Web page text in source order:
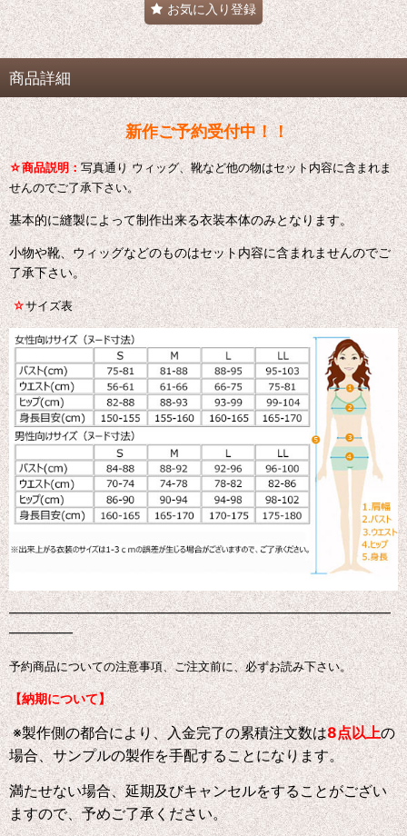
お気に入り登録
商品詳細
新作ご予約受付中！！
☆商品説明：写真通り ウィッグ、靴など他の物はセット内容に含まれま
せんのでご了承下さい。
基本的に縫製によって制作出来る衣装本体のみとなります。
小物や靴、ウィッグなどのものはセット内容に含まれませんのでご
了承下さい。
☆サイズ表
━━━━━━━━━━━━━━━━━━━━━━━━━━━━━━
━━━━━
予約商品についての注意事項、ご注文前に、必ずお読み下さい。
【納期について】
※製作側の都合により、入金完了の累積注文数は8点以上の
場合、サンプルの製作を手配することになります。
満たせない場合、延期及びキャンセルをすることがござい
ますので、予めご了承ください。